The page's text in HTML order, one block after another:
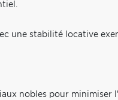
une stabilité locative
nobles pour minimiser